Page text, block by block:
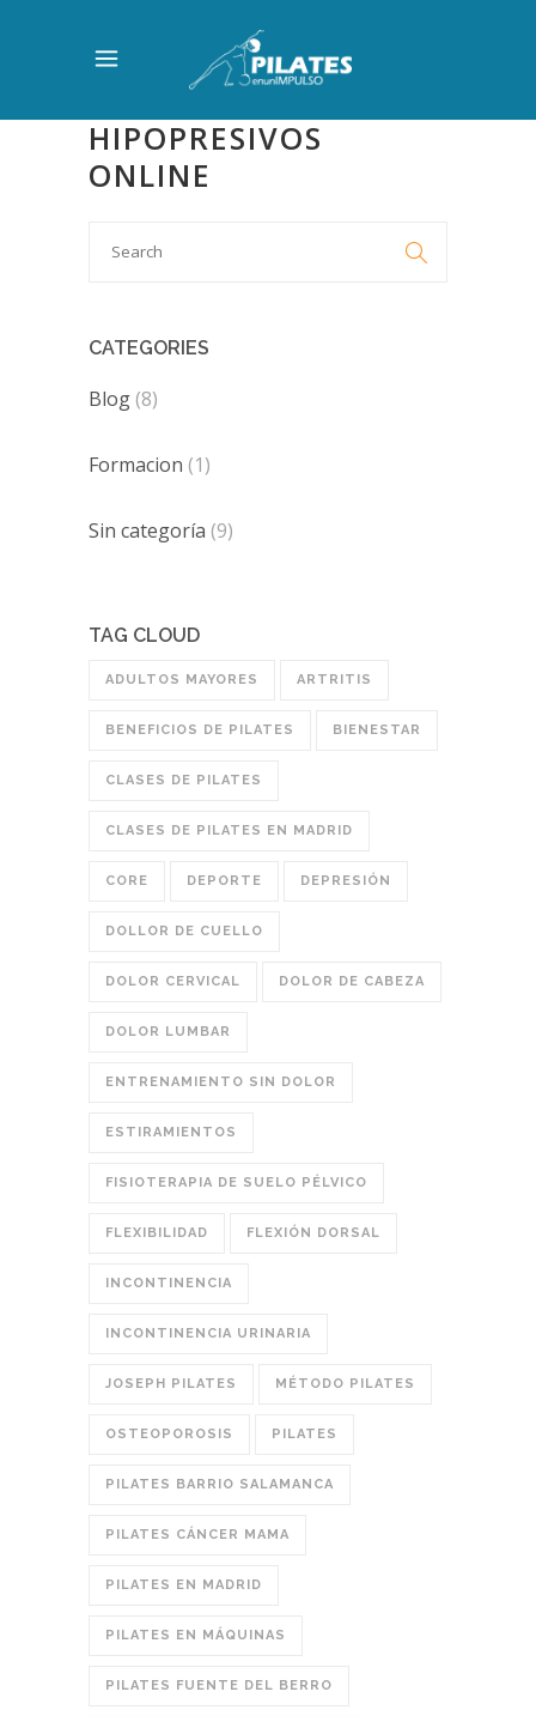
HIPOPRESIVOS
ONLINE

CATEGORIES
Blog (8)
Formacion (1)
Sin categoría (9)
TAG CLOUD
ADULTOS MAYORES ARTRITIS
BENEFICIOS DE PILATES BIENESTAR
CLASES DE PILATES
CLASES DE PILATES EN MADRID
CORE DEPORTE DEPRESIÓN
DOLLOR DE CUELLO
DOLOR CERVICAL DOLOR DE CABEZA
DOLOR LUMBAR
ENTRENAMIENTO SIN DOLOR
ESTIRAMIENTOS
FISIOTERAPIA DE SUELO PÉLVICO
FLEXIBILIDAD FLEXIÓN DORSAL
INCONTINENCIA
INCONTINENCIA URINARIA
JOSEPH PILATES MÉTODO PILATES
OSTEOPOROSIS PILATES
PILATES BARRIO SALAMANCA
PILATES CÁNCER MAMA
PILATES EN MADRID
PILATES EN MÁQUINAS
PILATES FUENTE DEL BERRO